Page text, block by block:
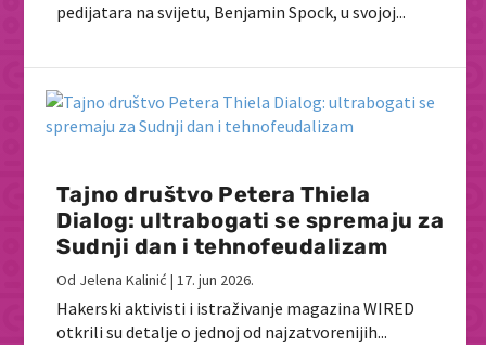
pedijatara na svijetu, Benjamin Spock, u svojoj...
Tajno društvo Petera Thiela
Dialog: ultrabogati se spremaju za
Sudnji dan i tehnofeudalizam
Od Jelena Kalinić |17. jun 2026.
Hakerski aktivisti i istraživanje magazina WIRED
otkrili su detalje o jednoj od najzatvorenijih...